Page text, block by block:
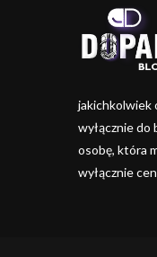
jakichkolwiek
wyłącznie
osobę, która
wyłącznie